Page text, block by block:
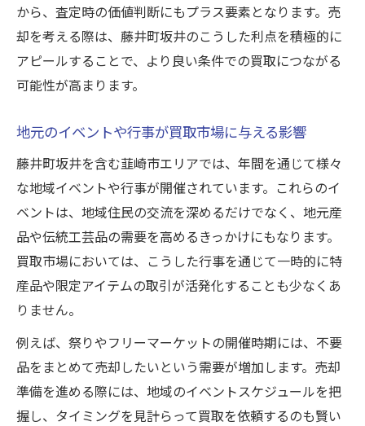
から、査定時の価値判断にもプラス要素となります。売
却を考える際は、藤井町坂井のこうした利点を積極的に
アピールすることで、より良い条件での買取につながる
可能性が高まります。
地元のイベントや行事が買取市場に与える影響
藤井町坂井を含む韮崎市エリアでは、年間を通じて様々
な地域イベントや行事が開催されています。これらのイ
ベントは、地域住民の交流を深めるだけでなく、地元産
品や伝統工芸品の需要を高めるきっかけにもなります。
買取市場においては、こうした行事を通じて一時的に特
産品や限定アイテムの取引が活発化することも少なくあ
りません。
例えば、祭りやフリーマーケットの開催時期には、不要
品をまとめて売却したいという需要が増加します。売却
準備を進める際には、地域のイベントスケジュールを把
握し、タイミングを見計らって買取を依頼するのも賢い